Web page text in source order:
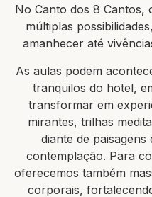
No Canto dos 8 Cantos,
múltiplas
amanhecer até
As aulas podem
tranquilos do hotel,
transformar em
mirantes, trilhas
diante de
contemplação. Para
oferecemos também
corporais,